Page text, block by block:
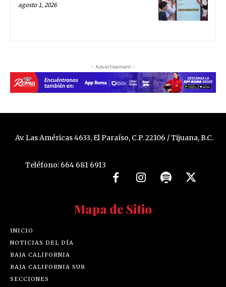
agosto 1, 2026
- Advertisement -
Av. Las Américas 4633, El Paraíso, C.P. 22106 / Tijuana, B.C.
Teléfono: 664 681 6913
Mapa de Sitio
INICIO
NOTICIAS DEL DÍA
BAJA CALIFORNIA
BAJA CALIFORNIA SUR
SECCIONES